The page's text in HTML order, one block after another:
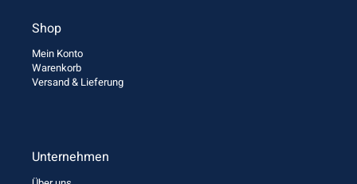
Shop
Mein Konto
Warenkorb
Versand & Lieferung
Unternehmen